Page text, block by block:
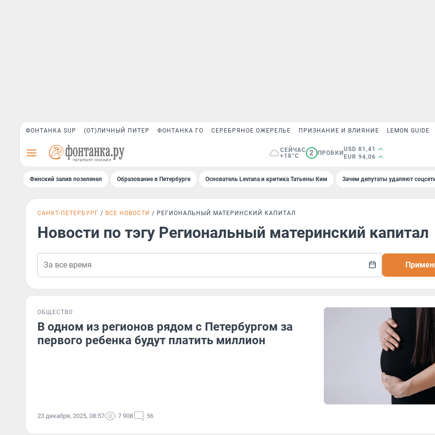
ФОНТАНКА SUP (ОТ)ЛИЧНЫЙ ПИТЕР ФОНТАНКА ГО СЕРЕБРЯНОЕ ОЖЕРЕЛЬЕ ПРИЗНАНИЕ И ВЛИЯНИЕ LEMON GUIDE
СЕЙЧАС
+18°C
2 ПРОБКИ
USD 81,41
EUR 94,06
Финский залив позеленел Образование в Петербурге Основатель Levrana и критика Татьяны Ким Зачем депутаты удаляют
САНКТ-ПЕТЕРБУРГ ВСЕ НОВОСТИ РЕГИОНАЛЬНЫЙ МАТЕРИНСКИЙ КАПИТАЛ
Новости по тэгу Региональный материнский капитал
ОБЩЕСТВО
В одном из регионов рядом с Петербургом за
первого ребенка будут платить миллион
23 декабря, 2025, 08:57 7 908 56